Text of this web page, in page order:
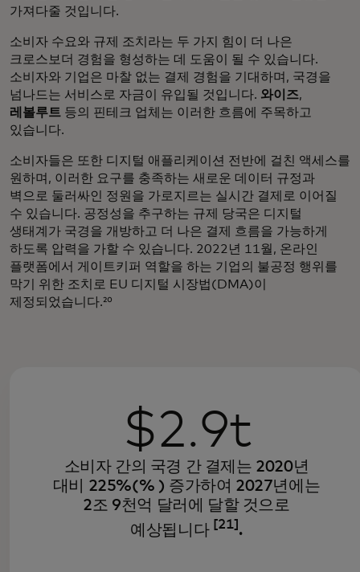
가져다줄 것입니다.
소비자 수요와 규제 조치라는 두 가지 힘이 더 나은
크로스보더 경험을 형성하는 데 도움이 될 수 있습니다.
소비자와 기업은 마찰 없는 결제 경험을 기대하며, 국경을
넘나드는 서비스로 자금이 유입될 것입니다. 와이즈,
레볼루트 등의 핀테크 업체는 이러한 흐름에 주목하고
있습니다.
소비자들은 또한 디지털 애플리케이션 전반에 걸친 액세스를
원하며, 이러한 요구를 충족하는 새로운 데이터 규정과
벽으로 둘러싸인 정원을 가로지르는 실시간 결제로 이어질
수 있습니다. 공정성을 추구하는 규제 당국은 디지털
생태계가 국경을 개방하고 더 나은 결제 흐름을 가능하게
하도록 압력을 가할 수 있습니다. 2022년 11월, 온라인
플랫폼에서 게이트키퍼 역할을 하는 기업의 불공정 행위를
막기 위한 조치로 EU 디지털 시장법(DMA)이
제정되었습니다.²⁰
$2.9t
소비자 간의 국경 간 결제는 2020년
대비 225%(% ) 증가하여 2027년에는
2조 9천억 달러에 달할 것으로
예상됩니다 [21] .